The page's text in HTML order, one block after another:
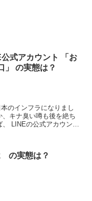
式アカウント 「お
」 の実態は？
のインフラになりまし
キナ臭い噂も後を絶ち
LINEの公式アカウント
の実態は？